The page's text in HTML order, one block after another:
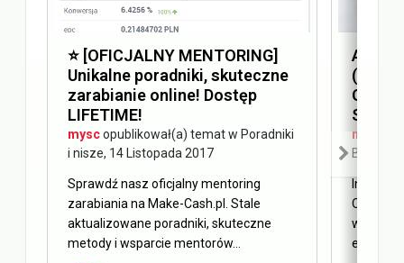
⭐️ [OFICJALNY MENTORING]
Unikalne poradniki, skuteczne
zarabianie online! Dostęp
LIFETIME!
myscopublikował(a) temat w Poradniki
i nisze, 14 Listopada 2017
Sprawdź nasz oficjalny mentoring
zarabiania na Make-Cash.pl. Stale
aktualizowane poradniki, skuteczne
metody i wsparcie mentorów...
(AEO)
SEO
mysc
Blog
Internet
Obecnie
w